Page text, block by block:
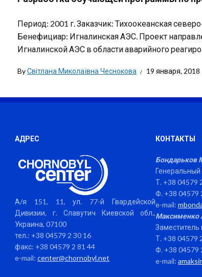
Период: 2001 г. Заказчик: Тихоокеанская
Бенефициар: Игналинская АЭС. Проект
Игналинской АЭС в области аварийного
ByСвітлана Миколаївна Чеснокова 19 января, 2018
АДРЕС
А/я 151, 11, ул. 77-й Гвардейской
Дивизии, г. Славутич Киевской обл.,
Украина, 07100
тел.: +38 04579 2 30 16
факс: +38 04579 2 81 44
e-mail: center@chornobyl.net
КОНТАКТЫ
Бондарьков
Генеральный
Т. +38 04579
Ф. +38 04579
e-mail:
Максименко
Заместитель
Т. +38 04579
Ф. +38 04579
e-mail: